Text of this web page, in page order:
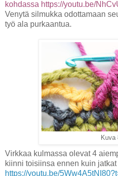
kohdassa https://youtu.be/
Venytä silmukka odottamaan
työ ala purkaantua.
Kuva
Virkkaa kulmassa olevat 4
kiinni toisiinsa ennen kuin
https://youtu.be/